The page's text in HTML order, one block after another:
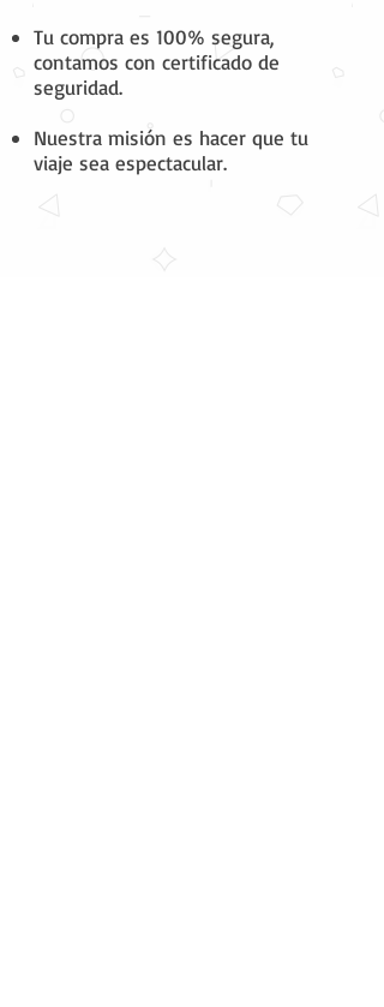
Tu compra es 100% segura,
contamos con certificado de
seguridad.
Nuestra misión es hacer que tu
viaje sea espectacular.